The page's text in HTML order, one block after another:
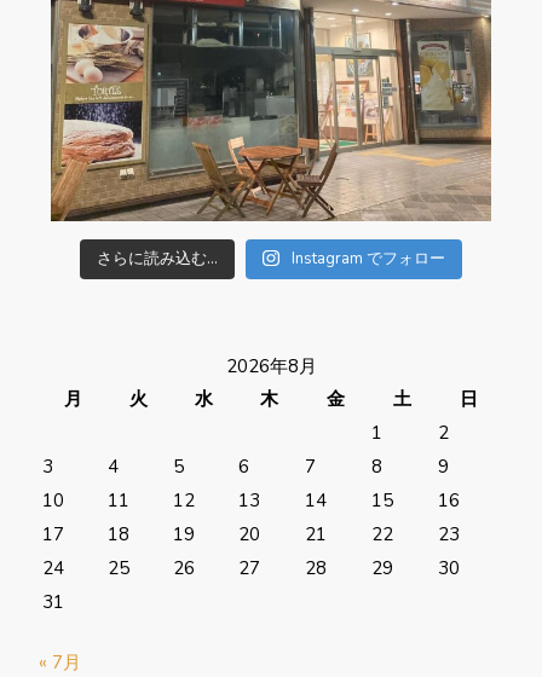
さらに読み込む... Instagram でフォロー
2026年8月
月
火 水 木 金 土
日
1
2
3
4 5 6 7 8
9
10
11 12 13 14 15
16
17
18 19 20 21 22
23
24
25 26 27 28 29
30
31
« 7月